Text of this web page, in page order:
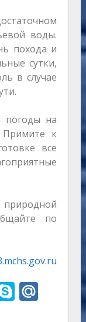
воды.
похода и
сутки,
в случае
погоды на
Примите к
все
по
S M